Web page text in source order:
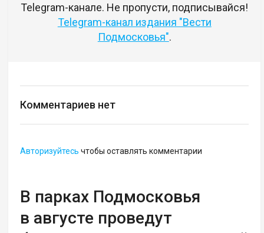
Telegram-канале. Не пропусти, подписывайся!
Telegram-канал издания "Вести
Подмосковья".
Комментариев нет
Авторизуйтесь чтобы оставлять комментарии
В парках Подмосковья
в августе проведут